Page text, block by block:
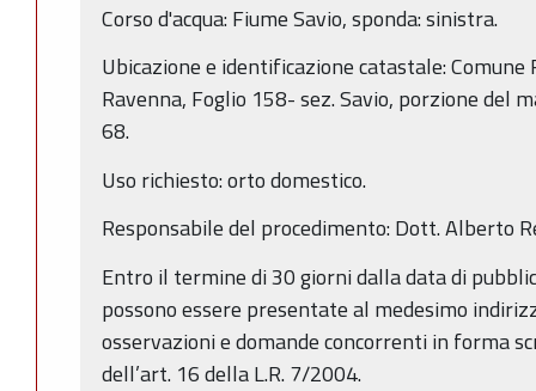
Corso d'acqua: Fiume Savio, sponda: sinistra.
Ubicazione e identificazione catastale:
Ravenna, Foglio 158- sez. Savio, porzione del
68.
Uso richiesto: orto domestico.
Responsabile del procedimento: Dott. Alberto
Entro il termine di 30 giorni dalla data di
possono essere presentate al medesimo
osservazioni e domande concorrenti in forma
dell’art. 16 della L.R. 7/2004.